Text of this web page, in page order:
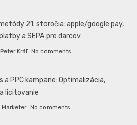
21. storočia: apple/google pay,
a SEPA pre darcov
Peter Kráľ No comments
a PPC kampane: Optimalizácia,
licitovanie
Marketer No comments